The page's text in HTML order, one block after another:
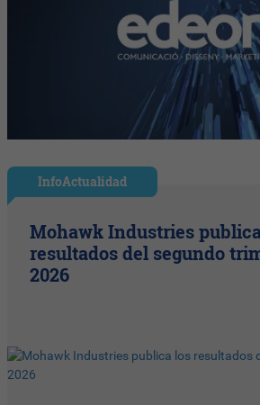
InfoActualidad
Mohawk Industries
resultados del segundo
2026